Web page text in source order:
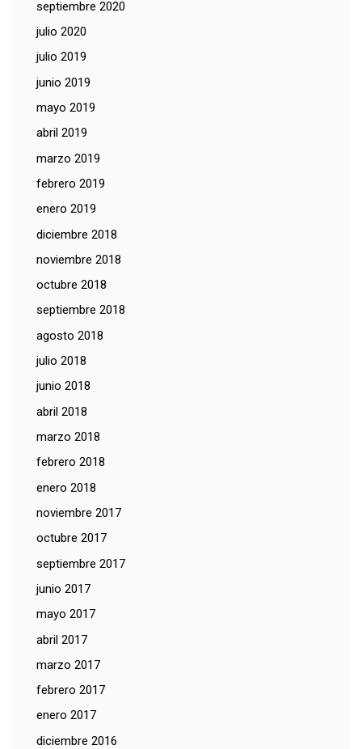
septiembre 2020
julio 2020
julio 2019
junio 2019
mayo 2019
abril 2019
marzo 2019
febrero 2019
enero 2019
diciembre 2018
noviembre 2018
octubre 2018
septiembre 2018
agosto 2018
julio 2018
junio 2018
abril 2018
marzo 2018
febrero 2018
enero 2018
noviembre 2017
octubre 2017
septiembre 2017
junio 2017
mayo 2017
abril 2017
marzo 2017
febrero 2017
enero 2017
diciembre 2016